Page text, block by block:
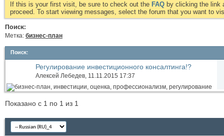
If this is your first visit, be sure to check out the FAQ by clicking the link
proceed. To start viewing messages, select the forum that you want to
Поиск:
Метка: бизнес-план
Поиск:
Регулирование инвестиционного консалтинга!?
Алексей Лебедев, 11.11.2015 17:37
Показано с 1 по 1 из 1